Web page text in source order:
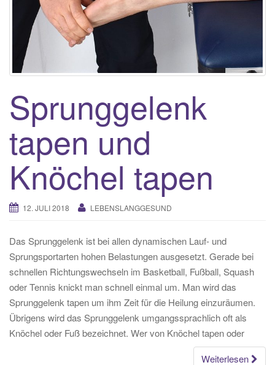
Sprunggelenk
tapen und
Knöchel tapen
12. JULI 2018 LEBENSLANGGESUND
Das Sprunggelenk ist bei allen dynamischen Lauf- und
Sprungsportarten hohen Belastungen ausgesetzt. Gerade bei
schnellen Richtungswechseln im Basketball, Fußball, Squash
oder Tennis knickt man schnell einmal um. Man wird das
Sprunggelenk tapen um ihm Zeit für die Heilung einzuräumen.
Übrigens wird das Sprunggelenk umgangssprachlich oft als
Knöchel oder Fuß bezeichnet. Wer von Knöchel tapen oder
Weiterlesen